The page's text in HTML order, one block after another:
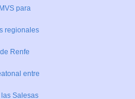
para
regionales
Renfe
entre
Salesas